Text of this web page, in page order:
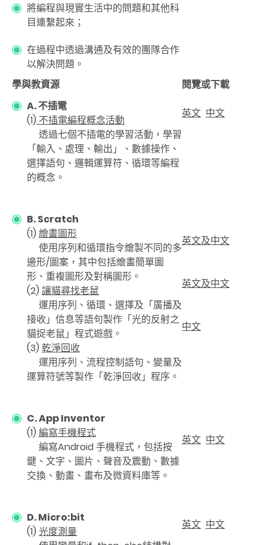
將編程與現實生活中的問題和其他科
目連繫起來；
在過程中透過溝通及有效的團隊合作
以解決問題。
學與教資源
閱覽或下載
A. 不插電
(1) 不插電編程概念活動
透過七個不插電的學習活動，學習
「輸入、處理、輸出」、數據操作、
選擇語句、邏輯運算符、循環等編程
的概念。
英文 中文
B. Scratch
(1) 繪畫圖形
使用序列和循環指令繪製不同的多
邊形/圖案，其中包括繪畫簡單圖
形、重複圖形及對稱圖形。
(2) 讓貓尋找老鼠
運用序列、循環、選擇及「廣播及
接收」信息等語句製作「光的反射之
貓捉老鼠」程式遊戲。
(3) 乾淨回收
運用序列、流程控制語句、變量及
運算符號等製作「乾淨回收」程序。
英文及中文
英文及中文
中文
C. App Inventor
(1) 編寫手機程式
編寫Android 手機程式，包括按
鍵、文字、圖片、聲音及震動、數據
交換、動畫、畫布及微資料庫等。
英文 中文
D. Micro:bit
(1) 光度測量
英文 中文